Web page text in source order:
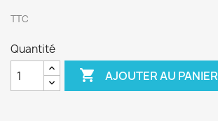
TTC
Quantité
 AJOUTER AU PANIER